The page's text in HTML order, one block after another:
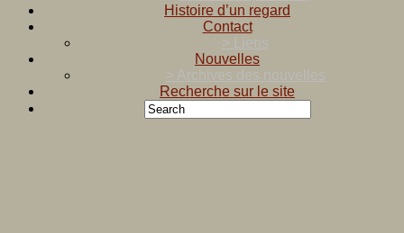
Histoire d’un regard
Contact
> Liens
Nouvelles
> Archives des nouvelles
Recherche sur le site